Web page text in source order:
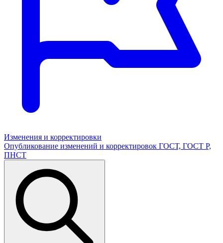
Изменения и корректировки
Опубликование изменений и корректировок ГОСТ, ГОСТ Р,
ПНСТ